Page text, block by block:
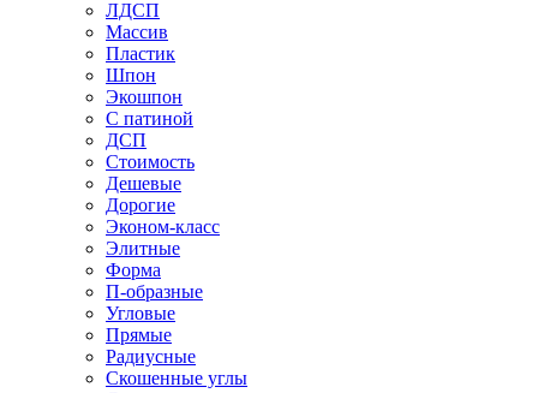
ЛДСП
Массив
Пластик
Шпон
Экошпон
С патиной
ДСП
Стоимость
Дешевые
Дорогие
Эконом-класс
Элитные
Форма
П-образные
Угловые
Прямые
Радиусные
Скошенные углы